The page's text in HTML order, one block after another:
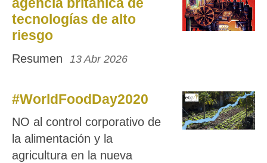
agencia británica de
tecnologías de alto
riesgo
Resumen 13 Abr 2026
#WorldFoodDay2020
NO al control corporativo de
la alimentación y la
agricultura en la nueva